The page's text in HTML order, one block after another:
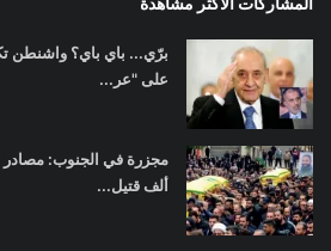
برّي... باي باي؟ واشنطن
على "عر...
ألف قتيل...